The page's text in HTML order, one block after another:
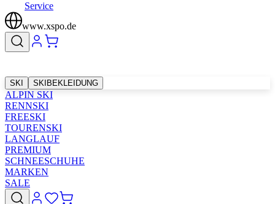
Service
www.xspo.de
SKI SKIBEKLEIDUNG
ALPIN SKI
RENNSKI
FREESKI
TOURENSKI
LANGLAUF
PREMIUM
SCHNEESCHUHE
MARKEN
SALE